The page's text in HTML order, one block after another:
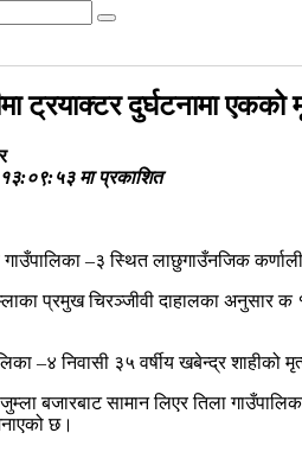
ट्रयाक्टर दुर्घटनामा
१३:०९:५३ मा प्रकाशित
गाउँपालिका –३ स्थित लाछुगाउँनजिक
प्रमुख चिरञ्जीवी दाहालका
–४ निवासी ३५ वर्षीय खबेन्द्र
बजारबाट सामान लिएर तिला
छ।